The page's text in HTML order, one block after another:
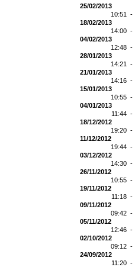
25/02/2013
10:51 -
18/02/2013
14:00 -
04/02/2013
12:48 -
28/01/2013
14:21 -
21/01/2013
14:16 -
15/01/2013
10:55 -
04/01/2013
11:44 -
18/12/2012
19:20 -
11/12/2012
19:44 -
03/12/2012
14:30 -
26/11/2012
10:55 -
19/11/2012
11:18 -
09/11/2012
09:42 -
05/11/2012
12:46 -
02/10/2012
09:12 -
24/09/2012
11:20 -